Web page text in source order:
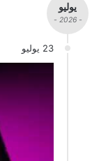
يوليو
- 2026 -
23 يوليو